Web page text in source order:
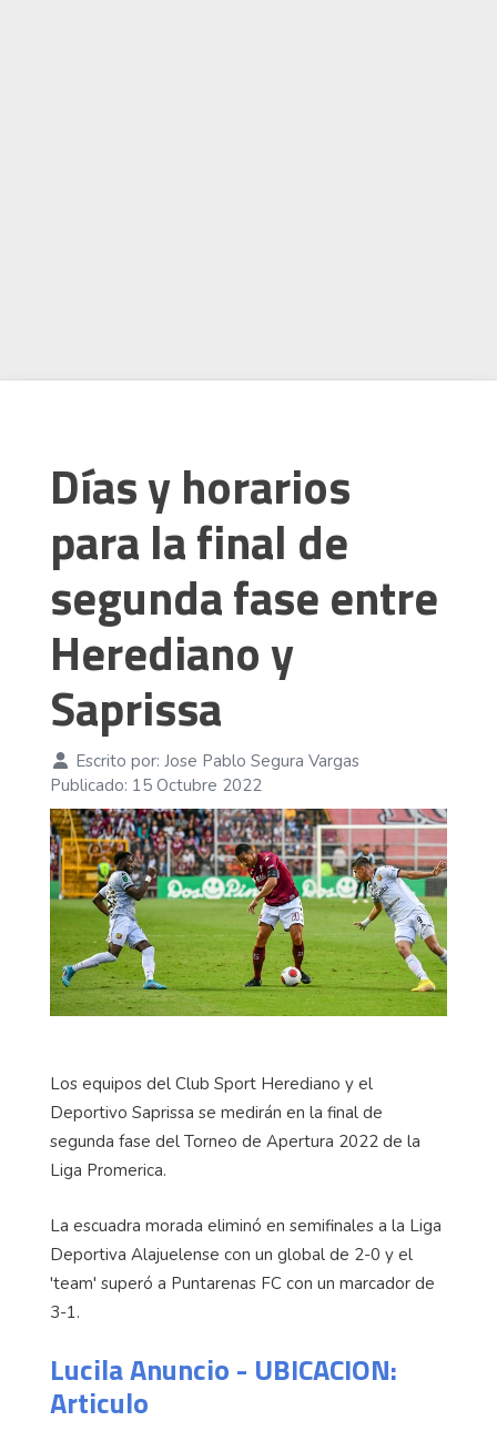
Días y horarios
para la final de
segunda fase entre
Herediano y
Saprissa
Escrito por: Jose Pablo Segura Vargas
Publicado: 15 Octubre 2022
Los equipos del Club Sport Herediano y el
Deportivo Saprissa se medirán en la final de
segunda fase del Torneo de Apertura 2022 de la
Liga Promerica.
La escuadra morada eliminó en semifinales a la Liga
Deportiva Alajuelense con un global de 2-0 y el
'team' superó a Puntarenas FC con un marcador de
3-1.
Lucila Anuncio - UBICACION:
Articulo